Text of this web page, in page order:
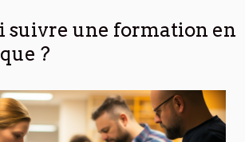
suivre une formation en
?